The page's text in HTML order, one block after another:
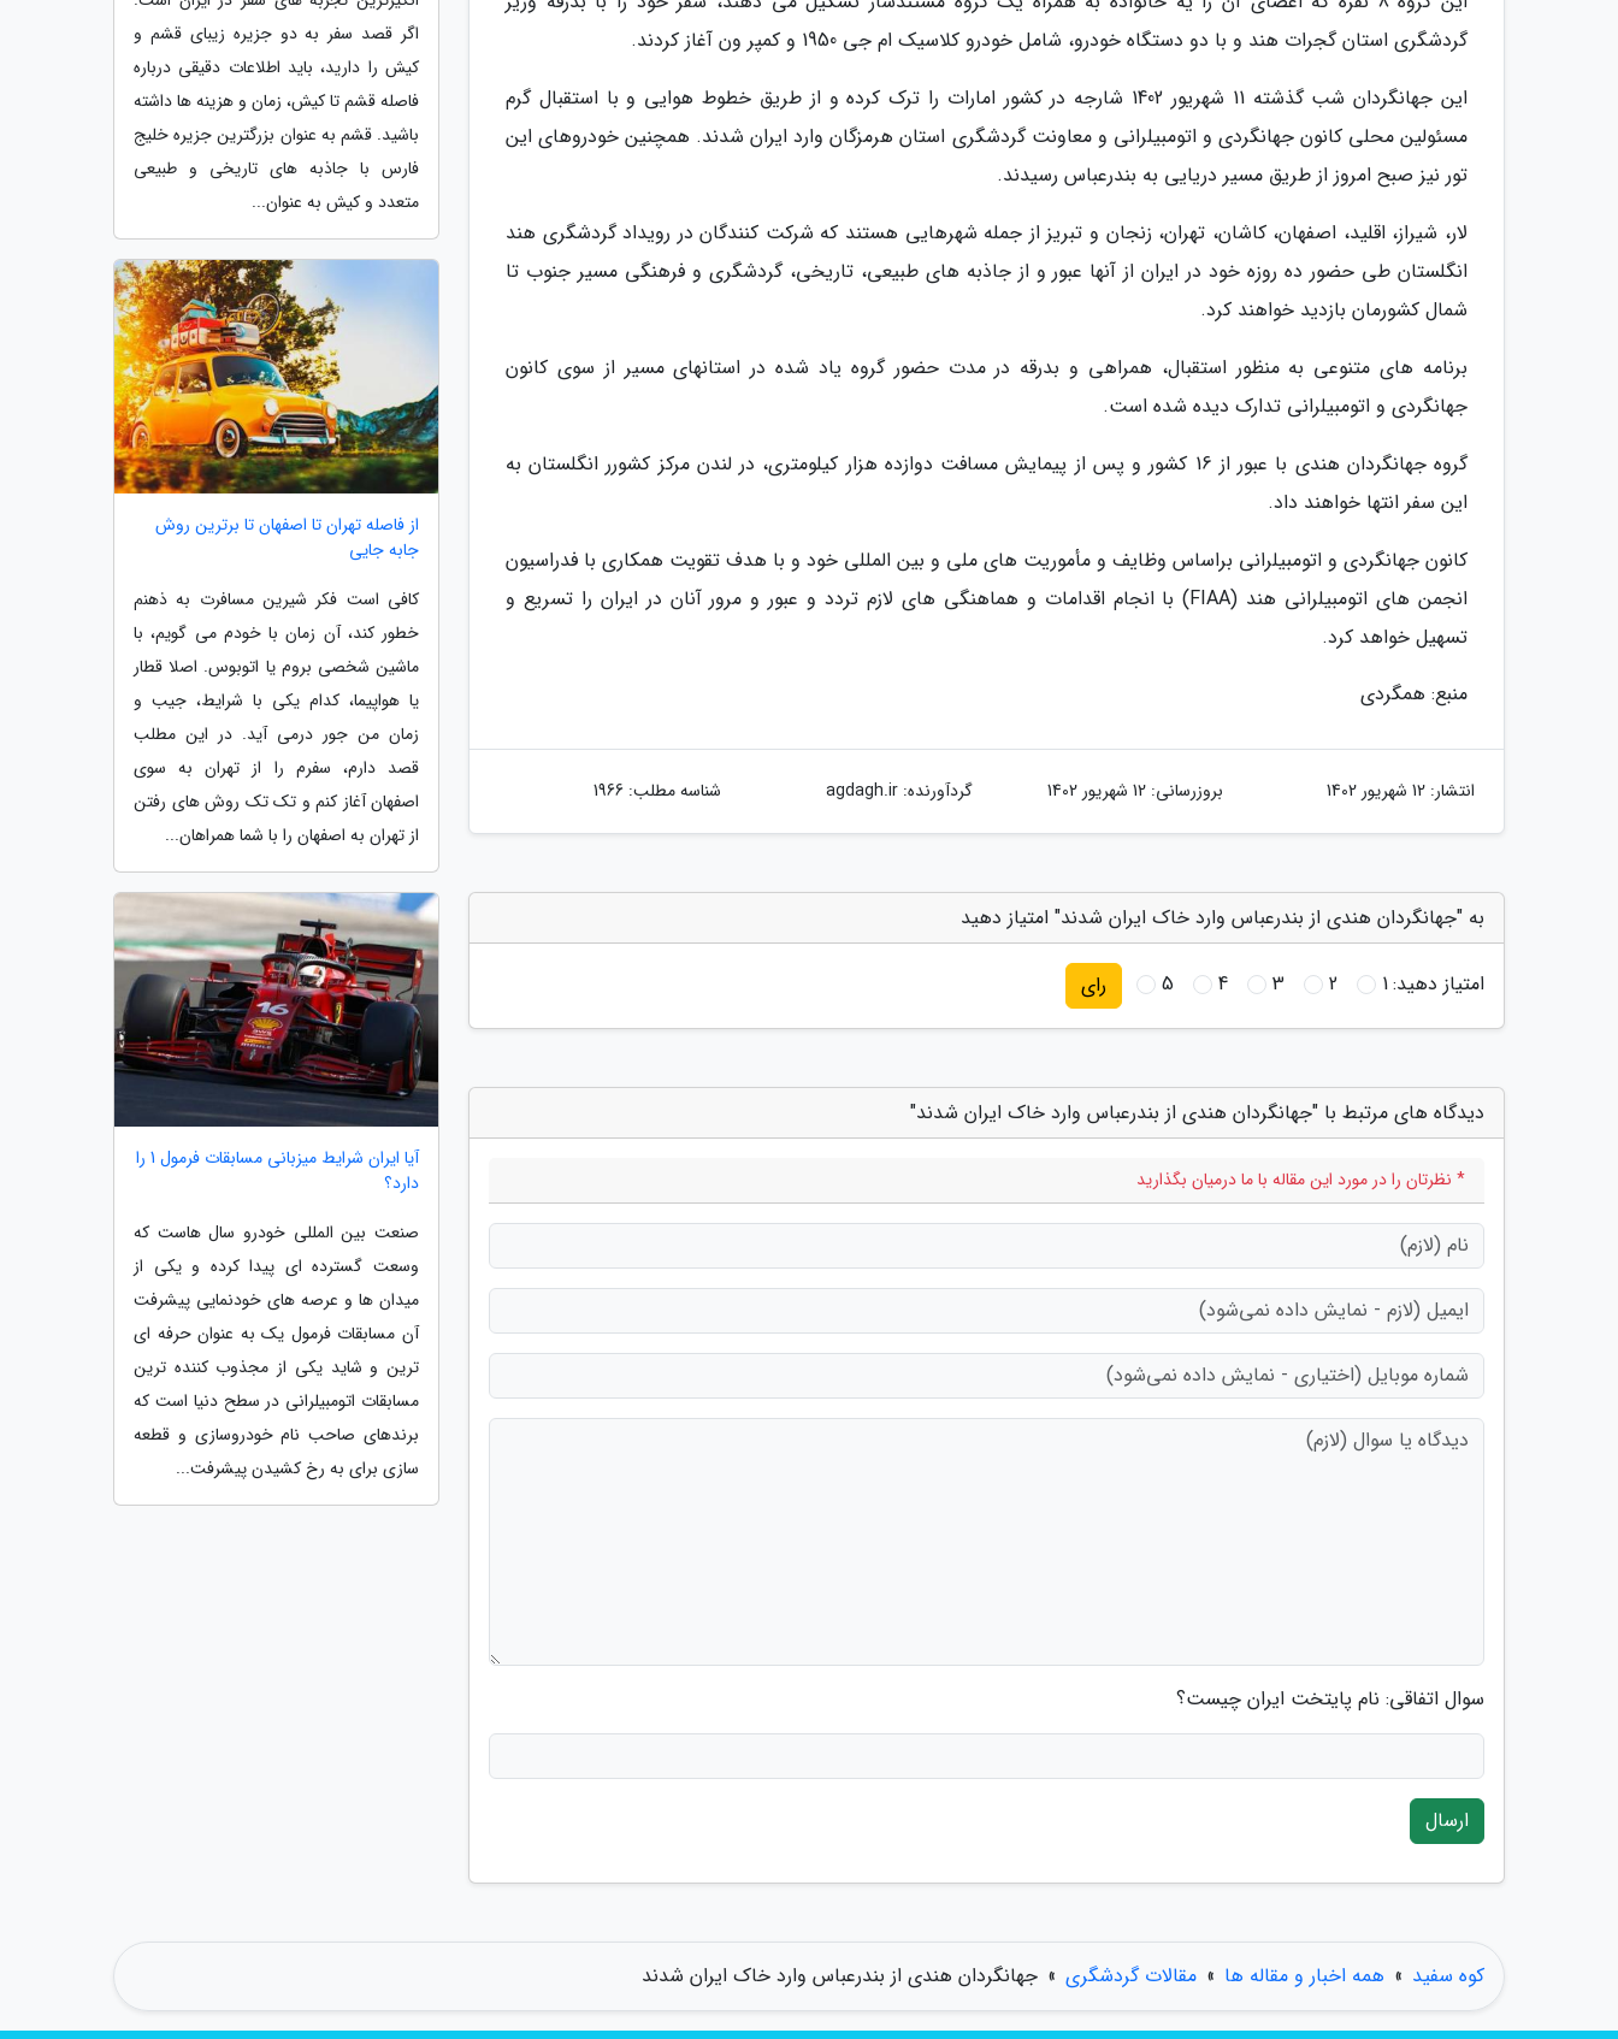
گردشگری استان گجرات هند و با دو دستگاه خودرو، شامل خودرو کلاسیک ام جی 1950 و کمپر ون آغاز کردند.
این جهانگردان شب گذشته 11 شهریور 1402 شارجه در کشور امارات را ترک کرده و از طریق خطوط هوایی و با استقبال گرم
مسئولین محلی کانون جهانگردی و اتومبیلرانی و معاونت گردشگری استان هرمزگان وارد ایران شدند. همچنین خودروهای این
تور نیز صبح امروز از طریق مسیر دریایی به بندرعباس رسیدند.
لار، شیراز، اقلید، اصفهان، کاشان، تهران، زنجان و تبریز از جمله شهرهایی هستند که شرکت کنندگان در رویداد گردشگری هند
انگلستان طی حضور ده روزه خود در ایران از آنها عبور و از جاذبه های طبیعی، تاریخی، گردشگری و فرهنگی مسیر جنوب تا
شمال کشورمان بازدید خواهند کرد.
برنامه های متنوعی به منظور استقبال، همراهی و بدرقه در مدت حضور گروه یاد شده در استانهای مسیر از سوی کانون
جهانگردی و اتومبیلرانی تدارک دیده شده است.
گروه جهانگردان هندی با عبور از 16 کشور و پس از پیمایش مسافت دوازده هزار کیلومتری، در لندن مرکز کشورر انگلستان به
این سفر انتها خواهند داد.
کانون جهانگردی و اتومبیلرانی براساس وظایف و مأموریت های ملی و بین المللی خود و با هدف تقویت همکاری با فدراسیون
انجمن های اتومبیلرانی هند (FIAA) با انجام اقدامات و هماهنگی های لازم تردد و عبور و مرور آنان در ایران را تسریع و
تسهیل خواهد کرد.
منبع: همگردی
انتشار: 12 شهریور 1402 بروزرسانی: 12 شهریور 1402 گردآورنده:agdagh.ir شناسه مطلب: 1966
به "جهانگردان هندی از بندرعباس وارد خاک ایران شدند" امتیاز دهید
امتیاز دهید:1
2
3
4
5 رای
دیدگاه های مرتبط با "جهانگردان هندی از بندرعباس وارد خاک ایران شدند"
* نظرتان را در مورد این مقاله با ما درمیان بگذارید
سوال اتفاقی: نام پایتخت ایران چیست؟
ارسال
اگر قصد سفر به دو جزیره زیبای قشم و
کیش را دارید، باید اطلاعات دقیقی درباره
فاصله قشم تا کیش، زمان و هزینه ها داشته
باشید. قشم به عنوان بزرگترین جزیره خلیج
فارس با جاذبه های تاریخی و طبیعی
متعدد و کیش به عنوان...
از فاصله تهران تا اصفهان تا برترین روش
جابه جایی
کافی است فکر شیرین مسافرت به ذهنم
خطور کند، آن زمان با خودم می گویم، با
ماشین شخصی بروم یا اتوبوس. اصلا قطار
یا هواپیما، کدام یکی با شرایط، جیب و
زمان من جور درمی آید. در این مطلب
قصد دارم، سفرم را از تهران به سوی
اصفهان آغاز کنم و تک تک روش های رفتن
از تهران به اصفهان را با شما همراهان...
آیا ایران شرایط میزبانی مسابقات فرمول 1 را
دارد؟
صنعت بین المللی خودرو سال هاست که
وسعت گسترده ای پیدا کرده و یکی از
میدان ها و عرصه های خودنمایی پیشرفت
آن مسابقات فرمول یک به عنوان حرفه ای
ترین و شاید یکی از مجذوب کننده ترین
مسابقات اتومبیلرانی در سطح دنیا است که
برندهای صاحب نام خودروسازی و قطعه
سازی برای به رخ کشیدن پیشرفت...
کوه سفید » همه اخبار و مقاله ها » مقالات گردشگری » جهانگردان هندی از بندرعباس وارد خاک ایران شدند